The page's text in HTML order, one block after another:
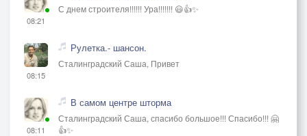
08:21
С днем строителя!!!!!! Ура!!!!!!! 😃👍✨
08:15
Рулетка.- шансон.
Сталинградский Саша, Привет
08:11
В самом центре шторма
Сталинградский Саша, спасибо большое!!! Спасибо!!! 🤗
👍✨